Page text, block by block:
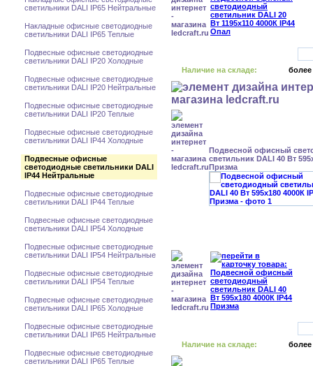
светильники DALI IP65 Нейтральные
Накладные офисные светодиодные
светильники DALI IP65 Теплые
Подвесные офисные светодиодные
светильники DALI IP20 Холодные
Подвесные офисные светодиодные
светильники DALI IP20 Нейтральные
Подвесные офисные светодиодные
светильники DALI IP20 Теплые
Подвесные офисные светодиодные
светильники DALI IP44 Холодные
Подвесные офисные
светодиодные светильники DALI
IP44 Нейтральные
Подвесные офисные светодиодные
светильники DALI IP44 Теплые
Подвесные офисные светодиодные
светильники DALI IP54 Холодные
Подвесные офисные светодиодные
светильники DALI IP54 Нейтральные
Подвесные офисные светодиодные
светильники DALI IP54 Теплые
Подвесные офисные светодиодные
светильники DALI IP65 Холодные
Подвесные офисные светодиодные
светильники DALI IP65 Нейтральные
Подвесные офисные светодиодные
светильники DALI IP65 Теплые
Наличие на складе: более
Подвесной офисный
светильник DALI 40 Вт
Призма
Наличие на складе: более